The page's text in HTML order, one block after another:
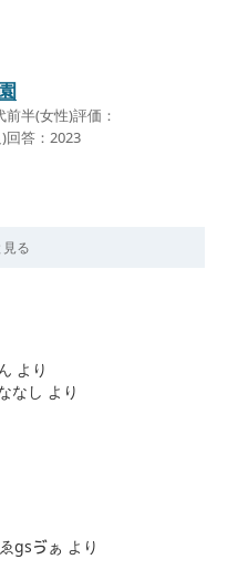
半(女性)評価：
答：2023
る
より
なし より
gsゔぁ より